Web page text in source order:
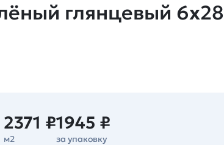
глянцевый
2371 ₽
м2
1945 ₽
за упаковку